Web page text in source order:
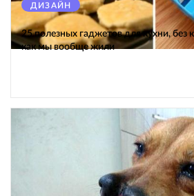
ДИЗАЙН
25 полезных гаджетов для кухни, без
как мы вообще жили